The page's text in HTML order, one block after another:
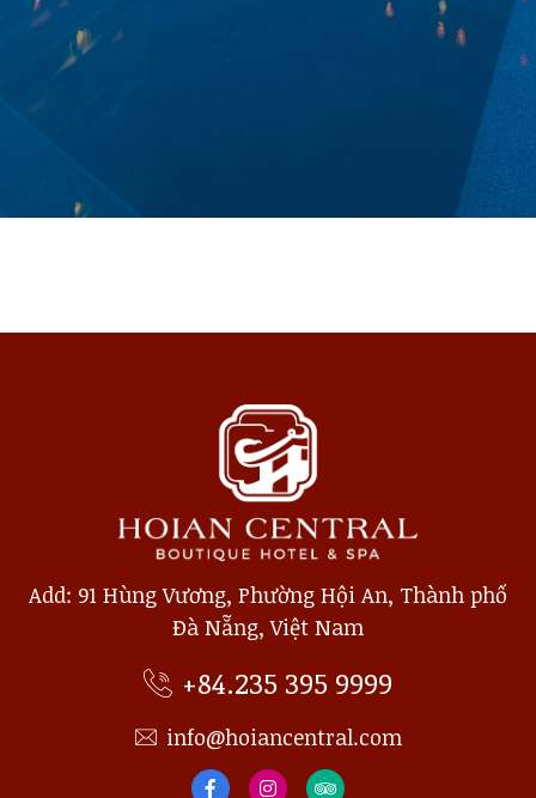
Add: 91 Hùng Vương, Phường Hội An, Thành phố
Đà Nẵng, Việt Nam
+84.235 395 9999
info@hoiancentral.com